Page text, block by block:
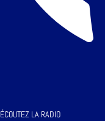
ÉCOUTEZ LA RADIO